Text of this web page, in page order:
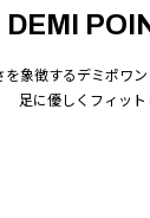
DEMI
象徴するデミポワ
足に優しくフィッ